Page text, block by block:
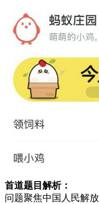
首道题目解析：
问题聚焦中国人民解